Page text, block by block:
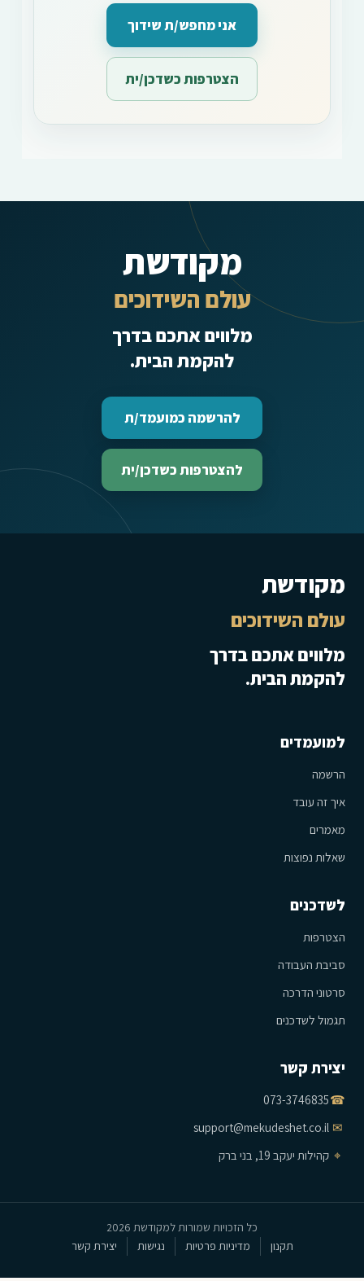
אני מחפש/ת שידוך
הצטרפות כשדכן/ית
מקודשת
עולם השידוכים
מלווים אתכם בדרך
להקמת הבית.
להרשמה כמועמד/ת
להצטרפות כשדכן/ית
מקודשת
עולם השידוכים
מלווים אתכם בדרך
להקמת הבית.
למועמדים
הרשמה
איך זה עובד
מאמרים
שאלות נפוצות
לשדכנים
הצטרפות
סביבת העבודה
סרטוני הדרכה
תגמול לשדכנים
יצירת קשר
☎
073-3746835
✉
support@mekudeshet.co.il
⌖ קהילות יעקב 19, בני ברק
כל הזכויות שמורות למקודשת 2026
תקנון
מדיניות פרטיות נגישות יצירת קשר